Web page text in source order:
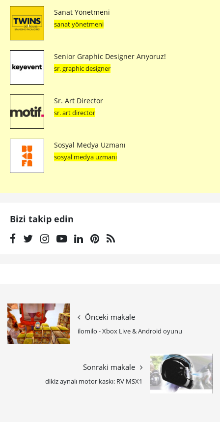
Sanat Yönetmeni
sanat yönetmeni
Senior Graphic Designer Arıyoruz!
sr. graphic designer
Sr. Art Director
sr. art director
Sosyal Medya Uzmanı
sosyal medya uzmanı
Bizi takip edin
Önceki makale
ilomilo - Xbox Live & Android oyunu
Sonraki makale
dikiz aynalı motor kaskı: RV MSX1